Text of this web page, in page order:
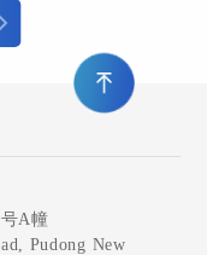
A幢
Pudong New